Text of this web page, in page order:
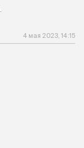
4 мая 2023, 14:15